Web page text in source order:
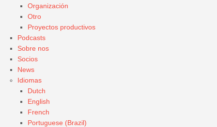
Organización
Otro
Proyectos productivos
Podcasts
Sobre nos
Socios
News
Idiomas
Dutch
English
French
Portuguese (Brazil)